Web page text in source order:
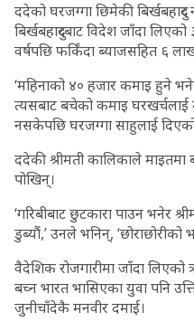
ददेको घरजग्गा छिमेकी
बिर्खबहादुरबाट विदेश जाँदा
वर्षपछि फर्किंदा ब्याजसहित ६
‘महिनाको ४० हजार कमाइ हुने
त्यसबाट बचेको कमाइ घरखर्चलाई
नसकेपछि घरजग्गा साहुलाई
ददेकी श्रीमती कालिकाले
पोखिन्।
‘गरिबीबाट छुटकारा पाउन भनेर
डुब्यौं,’ उनले भनिन्, ‘छोराछोरीको
वैदेशिक रोजगारीमा जाँदा
बच्न भारत भासिएका युवा पनि
जुनीचाँदेकै मनवीर दमाई।